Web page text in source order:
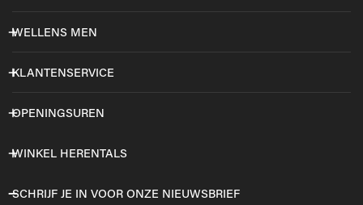
WELLENS MEN
KLANTENSERVICE
OPENINGSUREN
WINKEL HERENTALS
SCHRIJF JE IN VOOR ONZE NIEUWSBRIEF